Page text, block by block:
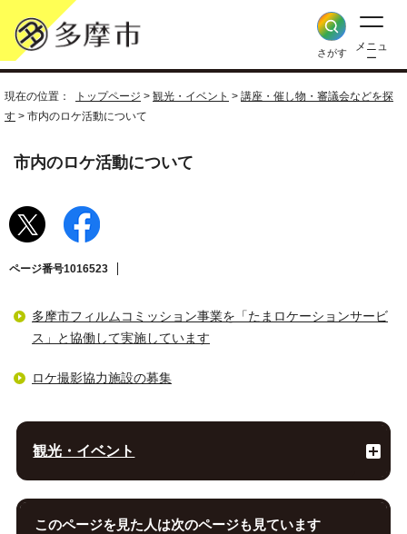
さがす
メニュ
ー
現在の位置： トップページ > 観光・イベント > 講座・催し物・審議会などを探
す > 市内のロケ活動について
市内のロケ活動について
ページ番号1016523
多摩市フィルムコミッション事業を「たまロケーションサービ
ス」と協働して実施しています
ロケ撮影協力施設の募集
観光・イベント
このページを見た人は次のページも見ています